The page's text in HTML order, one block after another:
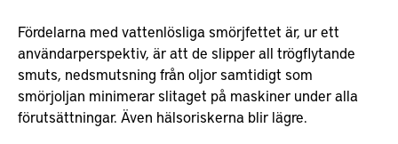
Fördelarna med vattenlösliga smörjfettet är, ur ett
användarperspektiv, är att de slipper all trögflytande
smuts, nedsmutsning från oljor samtidigt som
smörjoljan minimerar slitaget på maskiner under alla
förutsättningar. Även hälsoriskerna blir lägre.